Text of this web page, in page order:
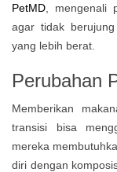
PetMD , mengenali
agar tidak
yang lebih berat.
Perubahan
Memberikan
transisi bisa
mereka
diri dengan